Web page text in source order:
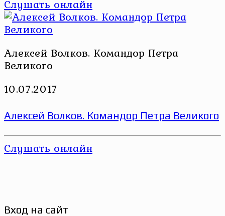
Слушать онлайн
Алексей Волков. Командор Петра
Великого
10.07.2017
Алексей Волков. Командор Петра Великого
Слушать онлайн
Вход на сайт